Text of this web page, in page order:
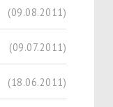
(09.08.2011)
(09.07.2011)
(18.06.2011)